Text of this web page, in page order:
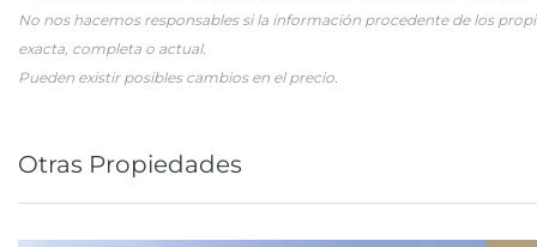
No nos hacemos responsables si la información procedente de los
exacta, completa o actual.
Pueden existir posibles cambios en el precio.
Otras Propiedades